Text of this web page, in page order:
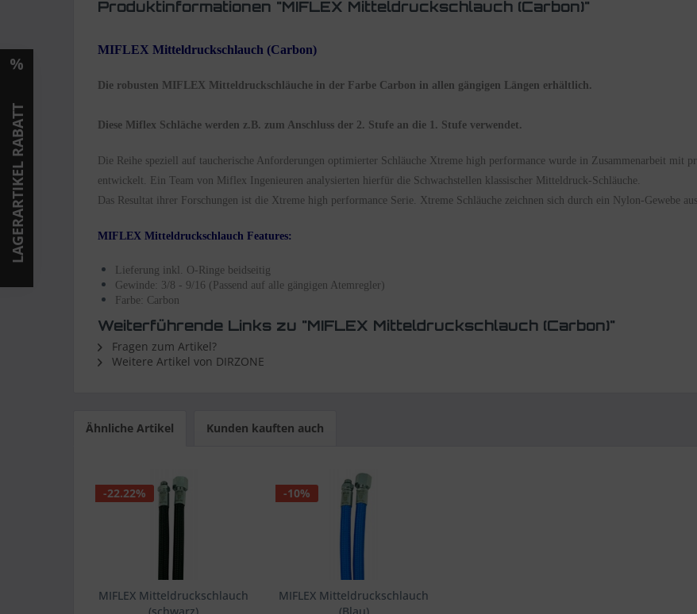
Produktinformationen "MIFLEX Mitteldruckschlauch (Carbon)"
MIFLEX Mitteldruckschlauch (Carbon)
Die robusten MIFLEX Mitteldruckschläuche in der Farbe Carbon in allen gängigen Längen erhältlich.
Diese Miflex Schläche werden z.B. zum Anschluss der 2. Stufe an die 1. Stufe verwendet.
Die Reihe speziell auf taucherische Anforderungen optimierter Schläuche Xtreme high performance wurde in Zusammenarbeit mit
entwickelt. Ein Team von Miflex Ingenieuren analysierten hierfür die Schwachstellen klassischer Mitteldruck-Schläuche.
Das Resultat ihrer Forschungen ist die Xtreme high performance Serie. Xtreme Schläuche zeichnen sich durch ein Nylon-Gewebe
MIFLEX Mitteldruckschlauch Features:
Lieferung inkl. O-Ringe beidseitig
Gewinde: 3/8 - 9/16 (Passend auf alle gängigen Atemregler)
Farbe: Carbon
Weiterführende Links zu "MIFLEX Mitteldruckschlauch (Carbon)"
Fragen zum Artikel?
Weitere Artikel von DIRZONE
Ähnliche Artikel Kunden kauften auch
-22.22%
MIFLEX Mitteldruckschlauch
(schwarz)
-10%
MIFLEX Mitteldruckschlauch
(Blau)
LAGERARTIKEL RABATT